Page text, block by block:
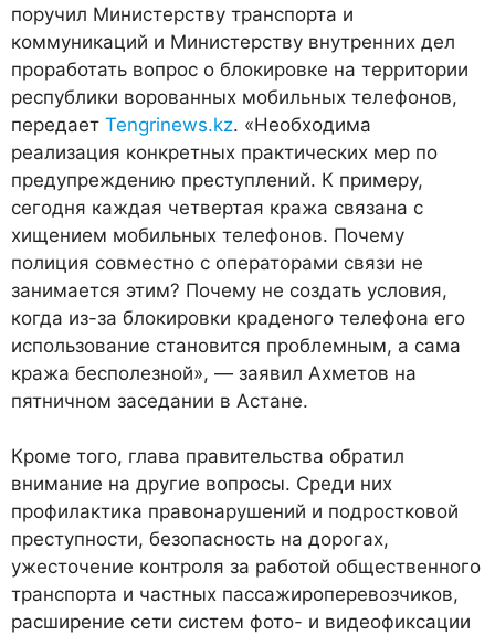
поручил Министерству транспорта и
коммуникаций и Министерству внутренних дел
проработать вопрос о блокировке на территории
республики ворованных мобильных телефонов,
передает Tengrinews.kz. «Необходима
реализация конкретных практических мер по
предупреждению преступлений. К примеру,
сегодня каждая четвертая кража связана с
хищением мобильных телефонов. Почему
полиция совместно с операторами связи не
занимается этим? Почему не создать условия,
когда из-за блокировки краденого телефона его
использование становится проблемным, а сама
кража бесполезной», — заявил Ахметов на
пятничном заседании в Астане.
Кроме того, глава правительства обратил
внимание на другие вопросы. Среди них
профилактика правонарушений и подростковой
преступности, безопасность на дорогах,
ужесточение контроля за работой общественного
транспорта и частных пассажироперевозчиков,
расширение сети систем фото- и видеофиксации